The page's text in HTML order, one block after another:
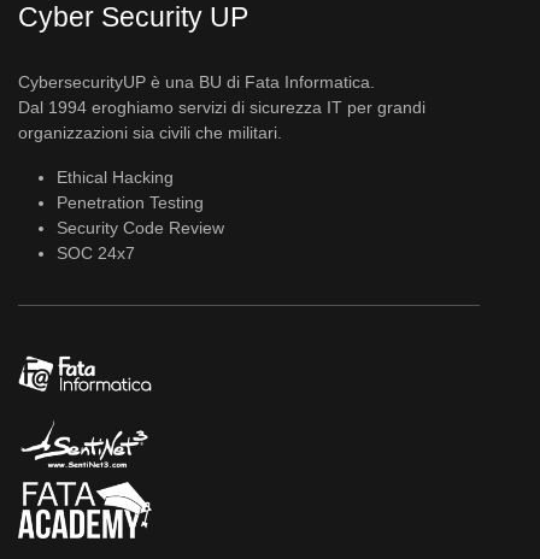
Cyber Security UP
CybersecurityUP è una BU di Fata Informatica.
Dal 1994 eroghiamo servizi di sicurezza IT per grandi
organizzazioni sia civili che militari.
Ethical Hacking
Penetration Testing
Security Code Review
SOC 24x7